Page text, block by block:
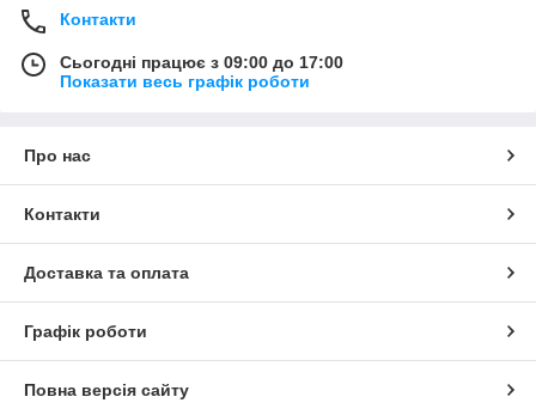
Контакти
Сьогодні працює з 09:00 до 17:00
Показати весь графік роботи
Про нас
Контакти
Доставка та оплата
Графік роботи
Повна версія сайту